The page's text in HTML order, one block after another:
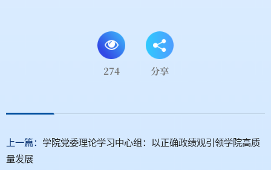
274 分享
上一篇： 学院党委理论学习中心组：以正确政绩观引领学院高质
量发展